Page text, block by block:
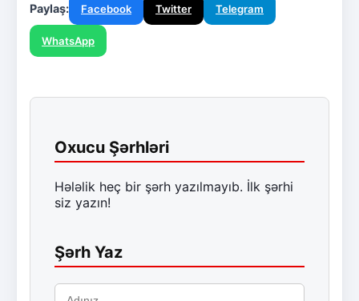
Paylaş: Facebook Twitter Telegram
WhatsApp
Oxucu Şərhləri
Hələlik heç bir şərh yazılmayıb. İlk şərhi
siz yazın!
Şərh Yaz